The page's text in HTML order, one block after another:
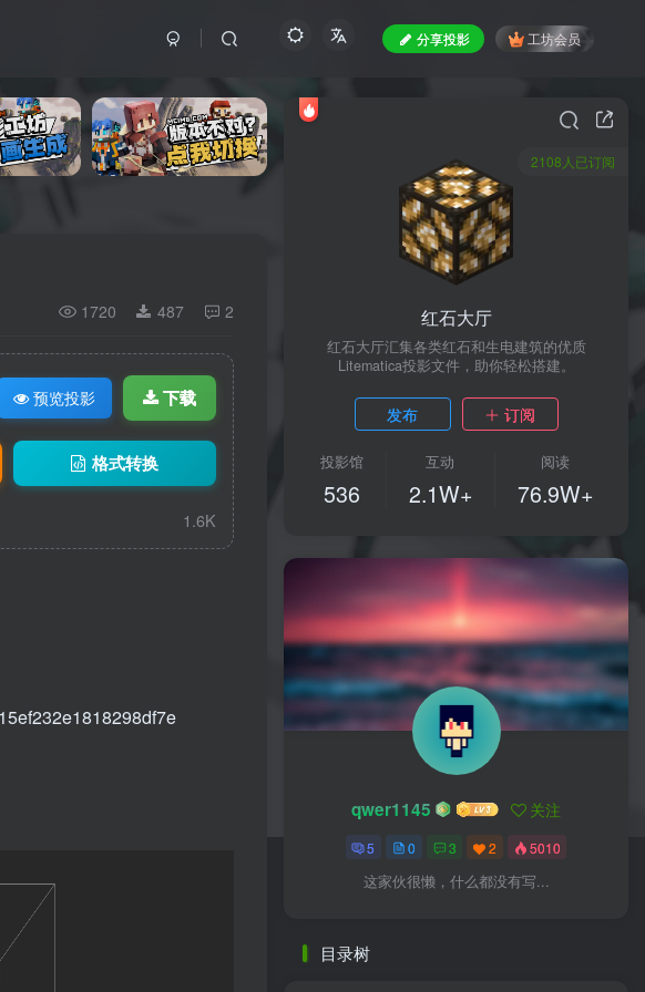
分享投影 工坊会员
1720 487 2
预览投影 下载
格式转换
1.6K
2108人已订阅
红石大厅
红石大厅汇集各类红石和生电建筑的优质
Litematica投影文件，助你轻松搭建。
发布 订阅
投影馆
536
互动
2.1W+
阅读
76.9W+
qwer1145 关注
5 0 3 2 5010
这家伙很懒，什么都没有写...
目录树